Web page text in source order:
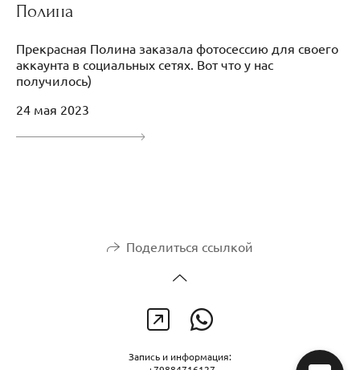
Полина
Прекрасная Полина заказала фотосессию для своего
аккаунта в социальных сетях. Вот что у нас
получилось)
24 мая 2023
Поделиться ссылкой
Запись и информация: